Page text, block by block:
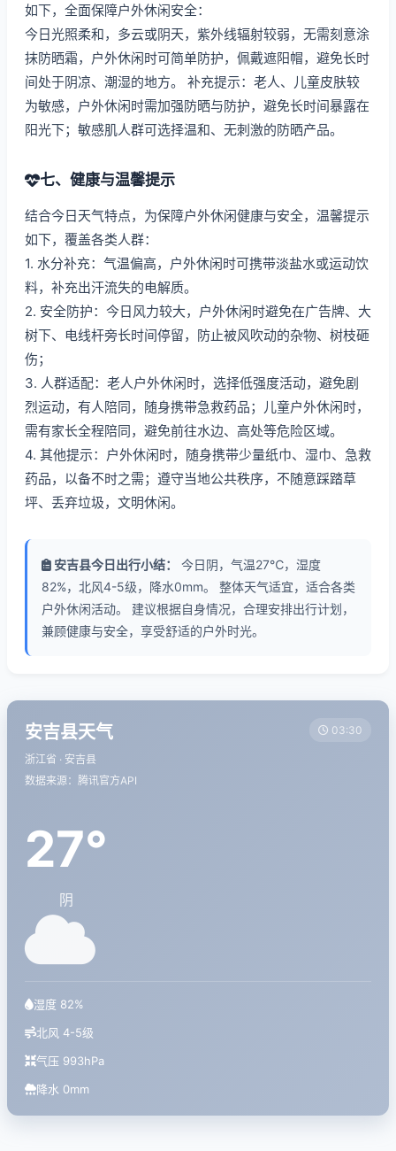
如下，全面保障户外休闲安全：
今日光照柔和，多云或阴天，紫外线辐射较弱，无需刻意涂
抹防晒霜，户外休闲时可简单防护，佩戴遮阳帽，避免长时
间处于阴凉、潮湿的地方。 补充提示：老人、儿童皮肤较
为敏感，户外休闲时需加强防晒与防护，避免长时间暴露在
阳光下；敏感肌人群可选择温和、无刺激的防晒产品。
七、健康与温馨提示
结合今日天气特点，为保障户外休闲健康与安全，温馨提示
如下，覆盖各类人群：
1. 水分补充：气温偏高，户外休闲时可携带淡盐水或运动饮
料，补充出汗流失的电解质。
2. 安全防护：今日风力较大，户外休闲时避免在广告牌、大
树下、电线杆旁长时间停留，防止被风吹动的杂物、树枝砸
伤；
3. 人群适配：老人户外休闲时，选择低强度活动，避免剧
烈运动，有人陪同，随身携带急救药品；儿童户外休闲时，
需有家长全程陪同，避免前往水边、高处等危险区域。
4. 其他提示：户外休闲时，随身携带少量纸巾、湿巾、急救
药品，以备不时之需；遵守当地公共秩序，不随意踩踏草
坪、丢弃垃圾，文明休闲。
安吉县今日出行小结：
今日阴，气温27℃，湿度
82%，北风4-5级，降水0mm。 整体天气适宜，适合各类
户外休闲活动。 建议根据自身情况，合理安排出行计划，
兼顾健康与安全，享受舒适的户外时光。
安吉县天气
浙江省 · 安吉县
数据来源：腾讯官方API
03:30
27°
阴
湿度 82%
北风 4-5级
气压 993hPa
降水 0mm